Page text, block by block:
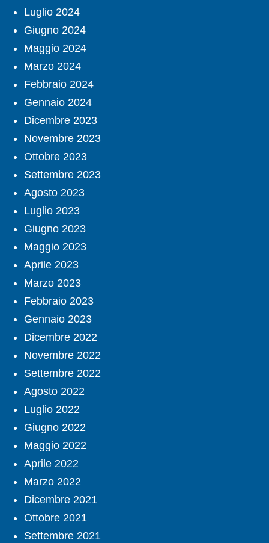
Luglio 2024
Giugno 2024
Maggio 2024
Marzo 2024
Febbraio 2024
Gennaio 2024
Dicembre 2023
Novembre 2023
Ottobre 2023
Settembre 2023
Agosto 2023
Luglio 2023
Giugno 2023
Maggio 2023
Aprile 2023
Marzo 2023
Febbraio 2023
Gennaio 2023
Dicembre 2022
Novembre 2022
Settembre 2022
Agosto 2022
Luglio 2022
Giugno 2022
Maggio 2022
Aprile 2022
Marzo 2022
Dicembre 2021
Ottobre 2021
Settembre 2021